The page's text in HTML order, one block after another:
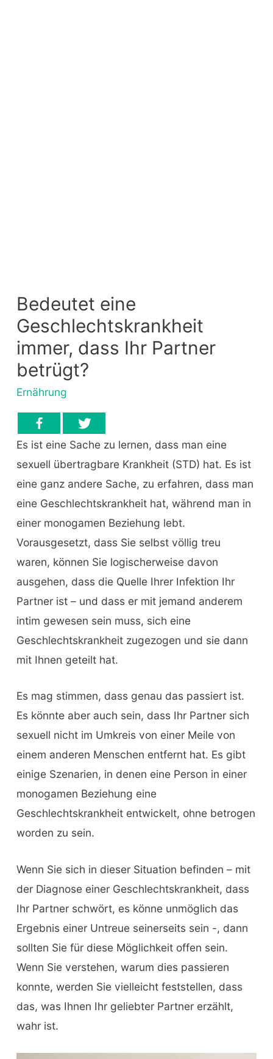
Bedeutet eine
Geschlechtskrankheit
immer, dass Ihr Partner
betrügt?
Ernährung
Es ist eine Sache zu lernen, dass man eine
sexuell übertragbare Krankheit (STD) hat. Es ist
eine ganz andere Sache, zu erfahren, dass man
eine Geschlechtskrankheit hat, während man in
einer monogamen Beziehung lebt.
Vorausgesetzt, dass Sie selbst völlig treu
waren, können Sie logischerweise davon
ausgehen, dass die Quelle Ihrer Infektion Ihr
Partner ist – und dass er mit jemand anderem
intim gewesen sein muss, sich eine
Geschlechtskrankheit zugezogen und sie dann
mit Ihnen geteilt hat.
Es mag stimmen, dass genau das passiert ist.
Es könnte aber auch sein, dass Ihr Partner sich
sexuell nicht im Umkreis von einer Meile von
einem anderen Menschen entfernt hat. Es gibt
einige Szenarien, in denen eine Person in einer
monogamen Beziehung eine
Geschlechtskrankheit entwickelt, ohne betrogen
worden zu sein.
Wenn Sie sich in dieser Situation befinden – mit
der Diagnose einer Geschlechtskrankheit, dass
Ihr Partner schwört, es könne unmöglich das
Ergebnis einer Untreue seinerseits sein -, dann
sollten Sie für diese Möglichkeit offen sein.
Wenn Sie verstehen, warum dies passieren
konnte, werden Sie vielleicht feststellen, dass
das, was Ihnen Ihr geliebter Partner erzählt,
wahr ist.